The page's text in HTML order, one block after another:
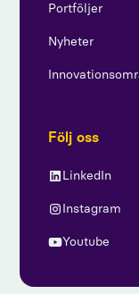
Portföljer
Nyheter
Följ oss
LinkedIn
Instagram
Youtube